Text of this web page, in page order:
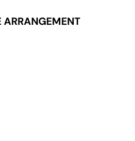
ARRANGEMENT